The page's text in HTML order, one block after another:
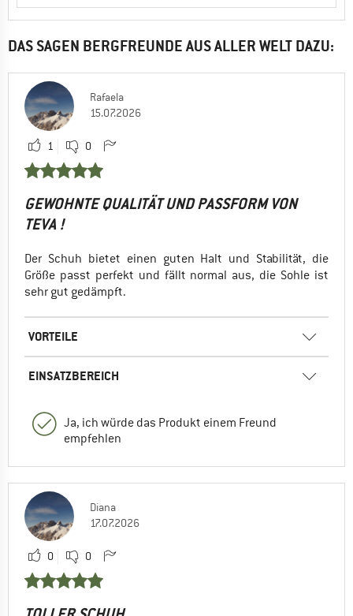
DAS SAGEN BERGFREUNDE AUS ALLER WELT DAZU:
Rafaela
15.07.2026
1 0
GEWOHNTE QUALITÄT UND PASSFORM VON
TEVA !
Der Schuh bietet einen guten Halt und Stabilität, die
Größe passt perfekt und fällt normal aus, die Sohle ist
sehr gut gedämpft.
VORTEILE
EINSATZBEREICH
Ja, ich würde das Produkt einem Freund
empfehlen
Diana
17.07.2026
0 0